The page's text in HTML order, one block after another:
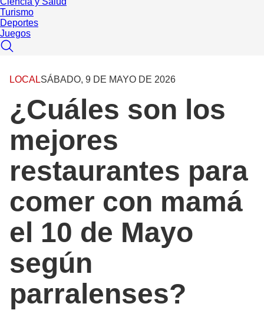
Turismo
Deportes
Juegos
LOCALSÁBADO, 9 DE MAYO DE 2026
¿Cuáles son los
mejores
restaurantes para
comer con mamá
el 10 de Mayo
según
parralenses?